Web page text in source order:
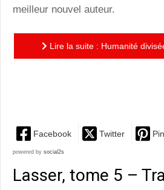
meilleur nouvel auteur.
Lire la suite : Humanité
Facebook Twitter
powered by social2s
Lasser, tome 5 –